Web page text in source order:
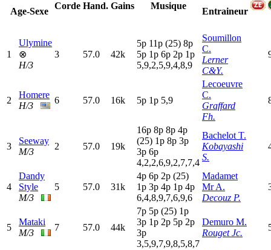
Age-Sexe
Corde Hand. Gains Musique
Entraineur
1
Ulymine
⊗
H/3
3 57.0 42k
5p 11p (25) 8p
5p 1p 6p 2p 1p
5,9,2,5,9,4,8,9
Soumillon
C.
Lerner
C&Y.
2
Homere
H/3
6 57.0 16k 5p 1p 5,9
Lecoeuvre
C.
Graffard
Fh.
3
Seeway
M/3
2 57.0 19k
16p 8p 8p 4p
(25) 1p 8p 3p
3p 6p
4,2,2,6,9,2,7,7,4
Bachelot T.
Kobayashi
S.
4
Dandy
Style
M/3
5 57.0 31k
4p 6p 2p (25)
1p 3p 4p 1p 4p
6,4,8,9,7,6,9,6
Madamet
Mr A.
Decouz P.
5
Mataki
M/3
7 57.0 44k
7p 5p (25) 1p
3p 1p 2p 5p 2p
3p
3,5,9,7,9,8,5,8,7
Demuro M.
Rouget Jc.